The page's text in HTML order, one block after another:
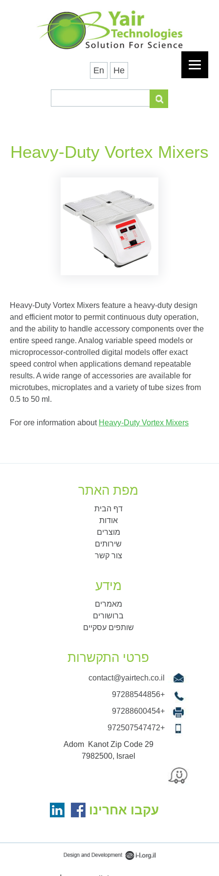
En He
Heavy-Duty Vortex Mixers
Heavy-Duty Vortex Mixers feature a heavy-duty design
and efficient motor to permit continuous duty operation,
and the ability to handle accessory components over the
entire speed range. Analog variable speed models or
microprocessor-controlled digital models offer exact
speed control when applications demand repeatable
results. A wide range of accessories are available for
microtubes, microplates and a variety of tube sizes from
0.5 to 50 ml.
For ore information about Heavy-Duty Vortex Mixers
מפת האתר
דף הבית
אודות
מוצרים
שירותים
צור קשר
מידע
מאמרים
ברושורים
שותפים עסקיים
פרטי התקשרות
contact@yairtech.co.il
+97288544856
+97288600454
+972507547472
29 Adom Kanot Zip Code
7982500, Israel
עקבו אחרינו